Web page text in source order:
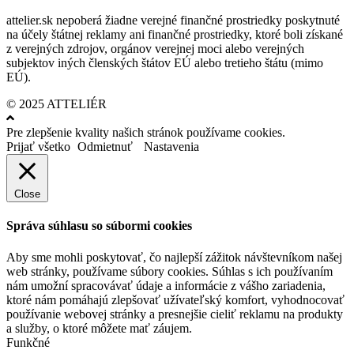
attelier.sk nepoberá žiadne verejné finančné prostriedky poskytnuté
na účely štátnej reklamy ani finančné prostriedky, ktoré boli získané
z verejných zdrojov, orgánov verejnej moci alebo verejných
subjektov iných členských štátov EÚ alebo tretieho štátu (mimo
EÚ).
© 2025 ATTELIÉR
Pre zlepšenie kvality našich stránok používame cookies.
Prijať všetko Odmietnuť Nastavenia
Close
Správa súhlasu so súbormi cookies
Aby sme mohli poskytovať, čo najlepší zážitok návštevníkom našej
web stránky, používame súbory cookies. Súhlas s ich používaním
nám umožní spracovávať údaje a informácie z vášho zariadenia,
ktoré nám pomáhajú zlepšovať užívateľský komfort, vyhodnocovať
používanie webovej stránky a presnejšie cieliť reklamu na produkty
a služby, o ktoré môžete mať záujem.
Funkčné